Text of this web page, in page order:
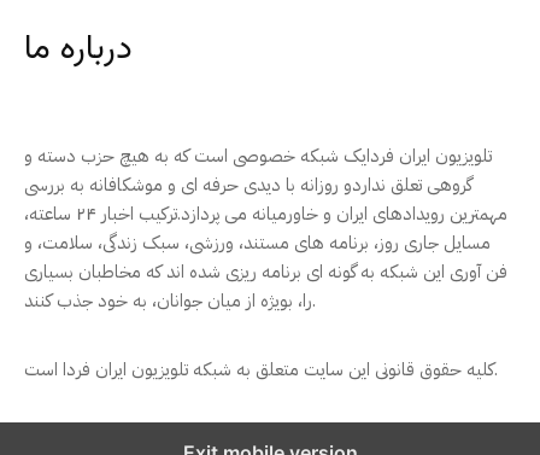
درباره ما
تلویزیون ایران فردایک شبکه خصوصی است که به هیچ حزب دسته و
گروهی تعلق نداردو روزانه با دیدی حرفه ای و موشکافانه به بررسی
مهمترین رویدادهای ایران و خاورمیانه می پردازد.ترکیب اخبار ۲۴ ساعته،
مسایل جاری روز، برنامه های مستند، ورزشی، سبک زندگی، سلامت، و
فن آوری این شبکه به گونه ای برنامه ریزی شده اند که مخاطبان بسیاری
را، بویژه از میان جوانان، به خود جذب کنند.
کلیه حقوق قانونی این سایت متعلق به شبکه تلویزیون ایران فردا است.